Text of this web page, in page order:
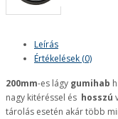
Leírás
Értékelések (0)
200mm-es lágy gumihab
nagy kitéréssel és hosszú
tárolás esetén akár több